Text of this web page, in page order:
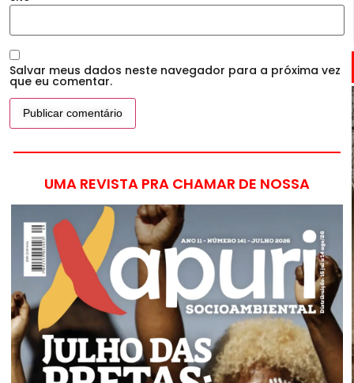
Salvar meus dados neste navegador para a próxima vez
que eu comentar.
UMA REVISTA PRA CHAMAR DE NOSSA